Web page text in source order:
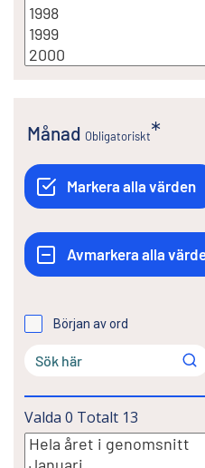
Månad Obligatoriskt
Början av ord
Valda 0 Totalt 13